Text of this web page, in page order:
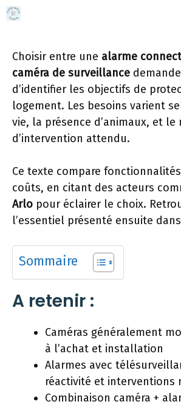
Aller
au
Choisir entre une alarme
caméra de surveillance
d’identifier les objectifs de
logement. Les besoins varient
vie, la présence d’animaux, et le
d’intervention attendu.
Ce texte compare
coûts, en citant des acteurs
Arlo pour éclairer le choix.
l’essentiel présenté ensuite
Sommaire
A retenir :
Caméras généralement
à l’achat et installation
Alarmes avec
réactivité et interventions
Combinaison caméra +